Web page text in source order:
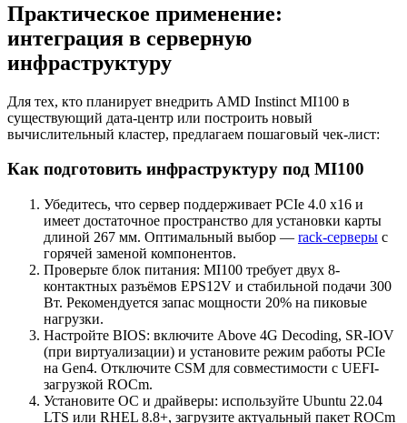
Практическое применение:
интеграция в серверную
инфраструктуру
Для тех, кто планирует внедрить AMD Instinct MI100 в
существующий дата-центр или построить новый
вычислительный кластер, предлагаем пошаговый чек-лист:
Как подготовить инфраструктуру под MI100
Убедитесь, что сервер поддерживает PCIe 4.0 x16 и
имеет достаточное пространство для установки карты
длиной 267 мм. Оптимальный выбор — rack-серверы с
горячей заменой компонентов.
Проверьте блок питания: MI100 требует двух 8-
контактных разъёмов EPS12V и стабильной подачи 300
Вт. Рекомендуется запас мощности 20% на пиковые
нагрузки.
Настройте BIOS: включите Above 4G Decoding, SR-IOV
(при виртуализации) и установите режим работы PCIe
на Gen4. Отключите CSM для совместимости с UEFI-
загрузкой ROCm.
Установите ОС и драйверы: используйте Ubuntu 22.04
LTS или RHEL 8.8+, загрузите актуальный пакет ROCm